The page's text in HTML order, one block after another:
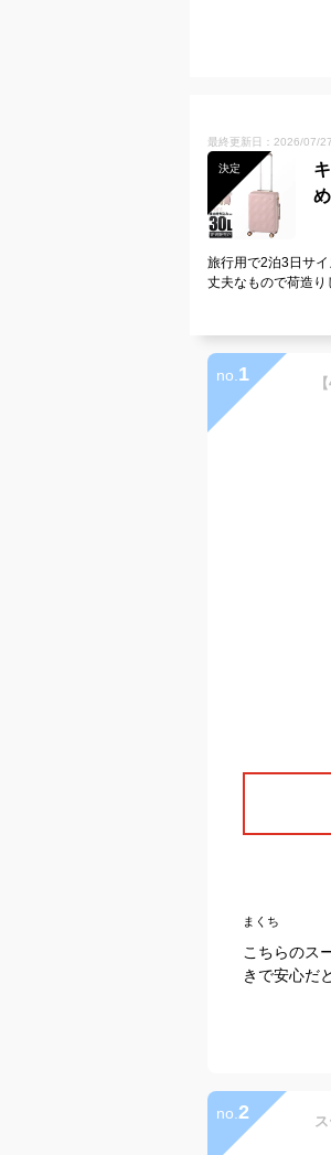
最終更新日：2026/07/27
決定
旅行用で2泊3日サ
丈夫なもので荷造り
no. 1
まくち
こちらのス
きで安心だ
no. 2